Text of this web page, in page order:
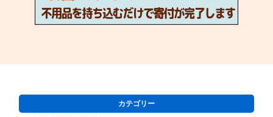
カテゴリー